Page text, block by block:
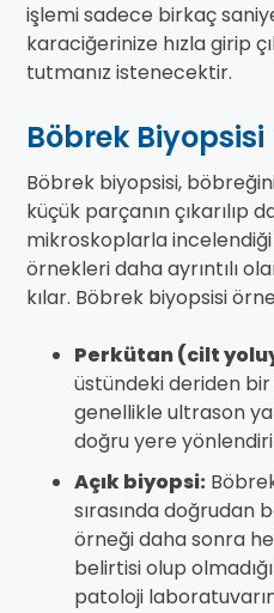
işlemi sadece birkaç
karaciğerinize hızla girip
tutmanız istenecektir.
Böbrek Biyopsisi
Böbrek biyopsisi,
küçük parçanın çıkarılıp
mikroskoplarla
örnekleri daha ayrıntılı
kılar. Böbrek biyopsisi
Perkütan (cilt
üstündeki deriden
genellikle ultrason
doğru yere
Açık biyopsi:
sırasında doğrudan
örneği daha sonra
belirtisi olup
patoloji